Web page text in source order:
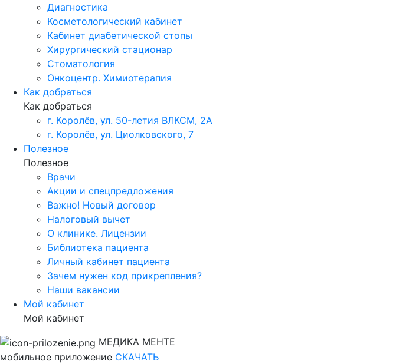
Диагностика
Косметологический кабинет
Кабинет диабетической стопы
Хирургический стационар
Стоматология
Онкоцентр. Химиотерапия
Как добраться
Как добраться
г. Королёв, ул. 50-летия ВЛКСМ, 2А
г. Королёв, ул. Циолковского, 7
Полезное
Полезное
Врачи
Акции и спецпредложения
Важно! Новый договор
Налоговый вычет
О клинике. Лицензии
Библиотека пациента
Личный кабинет пациента
Зачем нужен код прикрепления?
Наши вакансии
Мой кабинет
Мой кабинет
МЕДИКА МЕНТЕ
мобильное приложение СКАЧАТЬ